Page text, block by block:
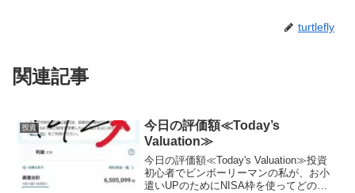
turtlefly
関連記事
投資
今日の評価額≪Today’s
Valuation≫
今日の評価額≪Today's Valuation≫投資
初心者でビンボーリーマンの私が、お小
遣いUPのためにNISA枠を使ってどの銘